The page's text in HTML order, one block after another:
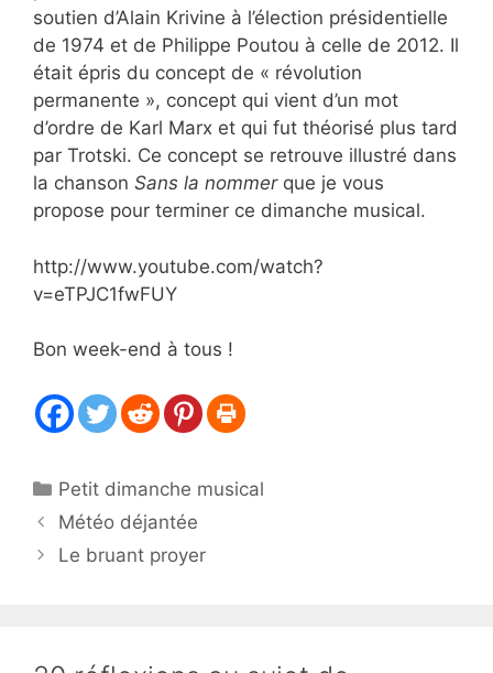
soutien d’Alain Krivine à l’élection présidentielle
de 1974 et de Philippe Poutou à celle de 2012. Il
était épris du concept de « révolution
permanente », concept qui vient d’un mot
d’ordre de Karl Marx et qui fut théorisé plus tard
par Trotski. Ce concept se retrouve illustré dans
la chanson Sans la nommerque je vous
propose pour terminer ce dimanche musical.
http://www.youtube.com/watch?
v=eTPJC1fwFUY
Bon week-end à tous !
Catégories
Petit dimanche musical
Météo déjantée
Le bruant proyer